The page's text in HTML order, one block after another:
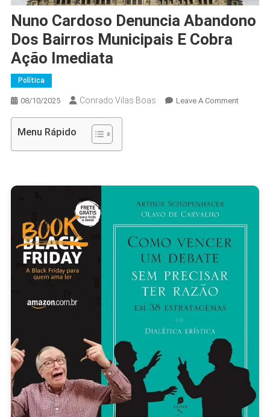
Nuno Cardoso Denuncia Abandono
Dos Bairros Municipais E Cobra
Ação Imediata
Política
08/10/2025 Conrado Vilas Boas Leave A CommentOn
Cobra
Menu Rápido